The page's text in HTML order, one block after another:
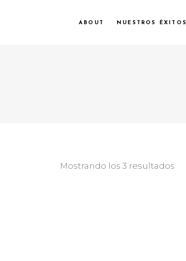
ABOUT NUESTROS ÉXITOS
Mostrando los 3 resultados